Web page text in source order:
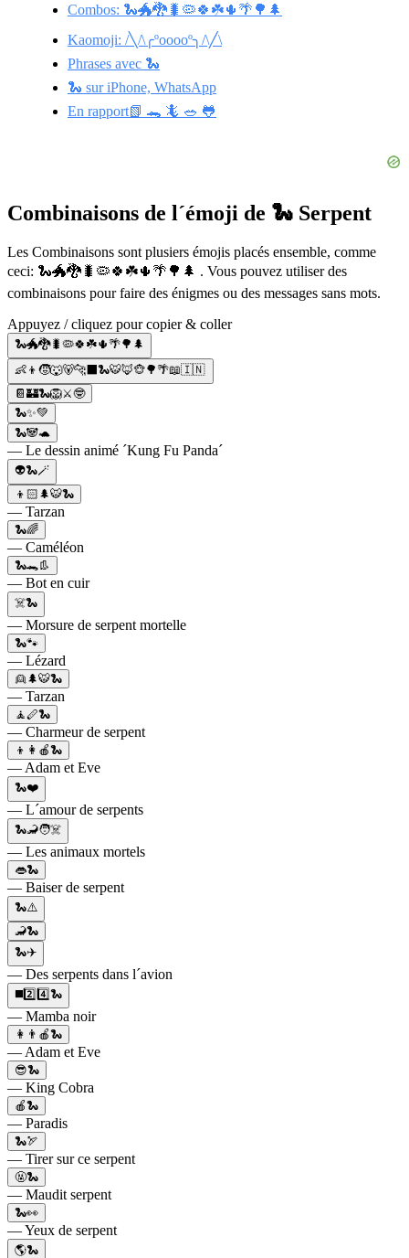
Combos: 🐍🐲🐉🐛🦠🍀☘️🌵🌴🌳🌲
Kaomoji: /╲/\╭ºooooº╮/\╱\
Phrases avec 🐍
🐍 sur iPhone, WhatsApp
En rapport📗 🐊 🦎 🥗 🐸
Combinaisons de l´émoji de 🐍 Serpent
Les Combinaisons sont plusiers émojis placés ensemble, comme
ceci: 🐍🐲🐉🐛🦠🍀☘️🌵🌴🌳🌲 . Vous pouvez utiliser des
combinaisons pour faire des énigmes ou des messages sans mots.
Appuyez / cliquez pour copier & coller
🐍🐲🐉🐛🦠🍀☘️🌵🌴🌳🌲
👶👦🧒🐺🐻🐆⬛🐍🐯🦊🐵🌳🌴📖🇮🇳
📔🏰🐍🦁⚔️🤓
🐍✨💚
🐍🐼🐢
— Le dessin animé ´Kung Fu Panda´
👽🐍🪄
👦🏻🌲🐯🐍
— Tarzan
🐍🌈
— Caméléon
🐍🐊👢
— Bot en cuir
☠️🐍
— Morsure de serpent mortelle
🐍🐾
— Lézard
👱🌲🐯🐍
— Tarzan
🧘🪈🐍
— Charmeur de serpent
👦👩🍎🐍
— Adam et Eve
🐍❤️
— L´amour de serpents
🐍🦂🧑☠️
— Les animaux mortels
👄🐍
— Baiser de serpent
🐍⚠️
🦂🐍
🐍✈️
— Des serpents dans l´avion
◼️2️⃣4️⃣🐍
— Mamba noir
👩👨🍎🐍
— Adam et Eve
😎🐍
— King Cobra
🍎🐍
— Paradis
🐍🏹
— Tirer sur ce serpent
🤬🐍
— Maudit serpent
🐍👀
— Yeux de serpent
🌎🐍